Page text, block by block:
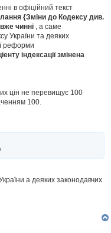
в офіційний текст
{Зміни до Кодексу див.
чинні
, а саме
України та деяких
реформи
індексації змінена
цін не перевищує 100
100.
а деяких законодавчих